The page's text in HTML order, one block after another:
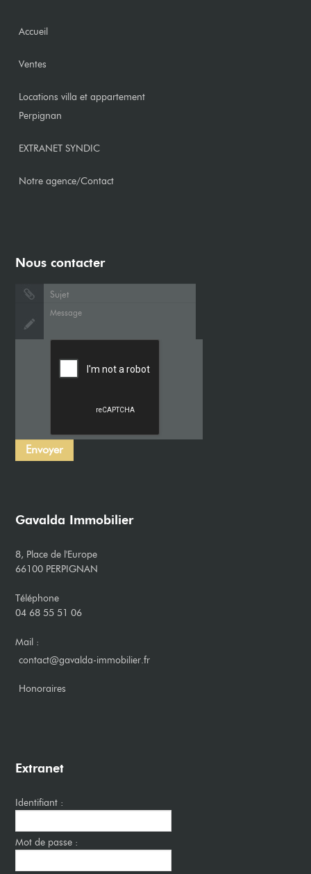
Accueil
Ventes
Locations villa et appartement
Perpignan
EXTRANET SYNDIC
Notre agence/Contact
Nous contacter
Gavalda Immobilier
8, Place de l'Europe
66100 PERPIGNAN
Téléphone
04 68 55 51 06
Mail :
contact@gavalda-immobilier.fr
​Honoraires
Extranet
Identifiant :
Mot de passe :